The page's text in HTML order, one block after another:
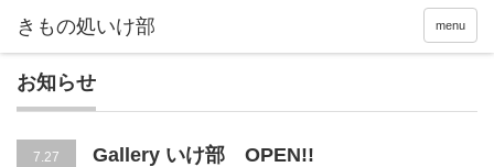
menu
お知らせ
7.27
Gallery いけ部 OPEN!!